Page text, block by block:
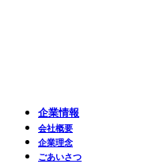
企業情報
会社概要
企業理念
ごあいさつ